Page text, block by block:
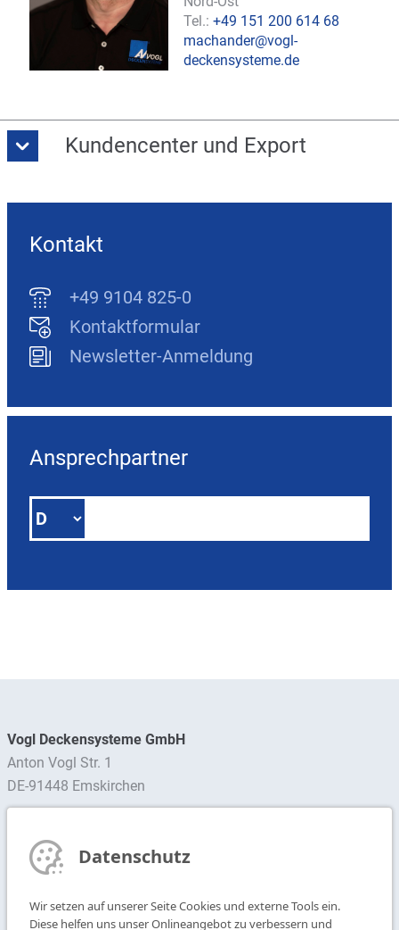
Tel.:+49 151 200 614 68
machander@vogl-
deckensysteme.de
Kundencenter und Export
Kontakt
+49 9104 825-0
Kontaktformular
Newsletter-Anmeldung
Ansprechpartner
Vogl Deckensysteme GmbH
Anton Vogl Str. 1
DE-91448 Emskirchen
Newsletter abonnieren
+49 9104 825-0
Datenschutz
Wir setzen auf unserer Seite Cookies und externe Tools ein.
Diese helfen uns unser Onlineangebot zu verbessern und